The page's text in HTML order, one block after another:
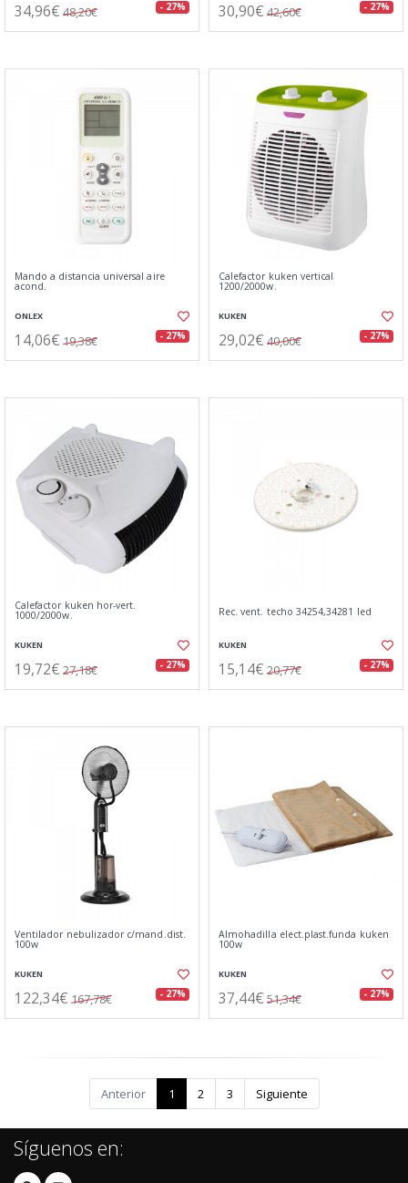
34,96€ 48,20€ - 27% 30,90€ 42,60€ - 27%
Mando a distancia universal aire
acond.
ONLEX
14,06€ 19,38€ - 27%
Calefactor kuken vertical
1200/2000w.
KUKEN
29,02€ 40,00€ - 27%
Calefactor kuken hor-vert.
1000/2000w.
KUKEN
19,72€ 27,18€ - 27%
Rec. vent. techo 34254,34281 led
KUKEN
15,14€ 20,77€ - 27%
Ventilador nebulizador c/mand.dist.
100w
KUKEN
122,34€ 167,78€ - 27%
Almohadilla elect.plast.funda kuken
100w
KUKEN
37,44€ 51,34€ - 27%
Anterior 1 2 3 Siguiente
Síguenos en: